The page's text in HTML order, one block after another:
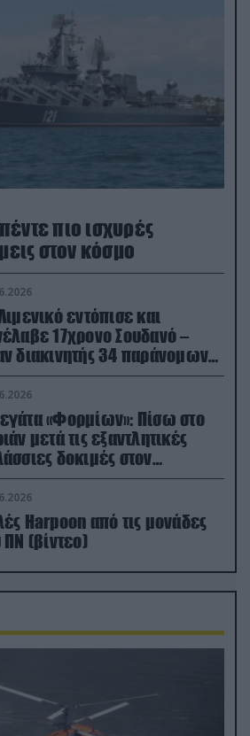
πιο ισχυρές
στον κόσμο
εντόπισε και
17χρονο Σουδανό –
διακινητής 34 παράνομων
«Φορμίων»: Πίσω στο
μετά τις εξαντλητικές
δοκιμές στον
Βισκαϊκό
Harpoon από τις μονάδες
ΠΝ (βίντεο)